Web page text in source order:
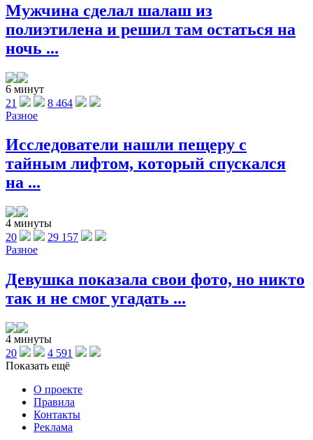
Мужчина сделал шалаш из
полиэтилена и решил там остаться на
ночь ...
6 минут
21
8 464
Разное
Исследователи нашли пещеру с
тайным лифтом, который спускался
на ...
4 минуты
20
29 157
Разное
Девушка показала свои фото, но никто
так и не смог угадать ...
4 минуты
20
4 591
Показать ещё
О проекте
Правила
Контакты
Реклама